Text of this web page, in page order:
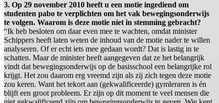
3. Op 29 november 2010 heeft u een motie ingediend om
studenten pabo te verplichten om het vak bewegingsonderwijs
te volgen. Waarom is deze motie niet in stemming gebracht?
“Ik heb besloten om daar even mee te wachten, omdat minister
Schippers heeft laten weten de inhoud van de motie nader te willen
analyseren. Of er echt iets mee gedaan wordt? Dat is lastig in te
schatten. Maar de minister heeft aangegeven dat ze het belangrijk
vindt dat bewegingsonderwijs op de basisschool een belangrijke rol
krijgt. Het zou daarom erg vreemd zijn als zij zich tegen deze motie
zou keren. Want het tekort aan (gekwalificeerde) gymleraren is én
blijft een groot probleem. Er zijn op dit moment te veel mensen die